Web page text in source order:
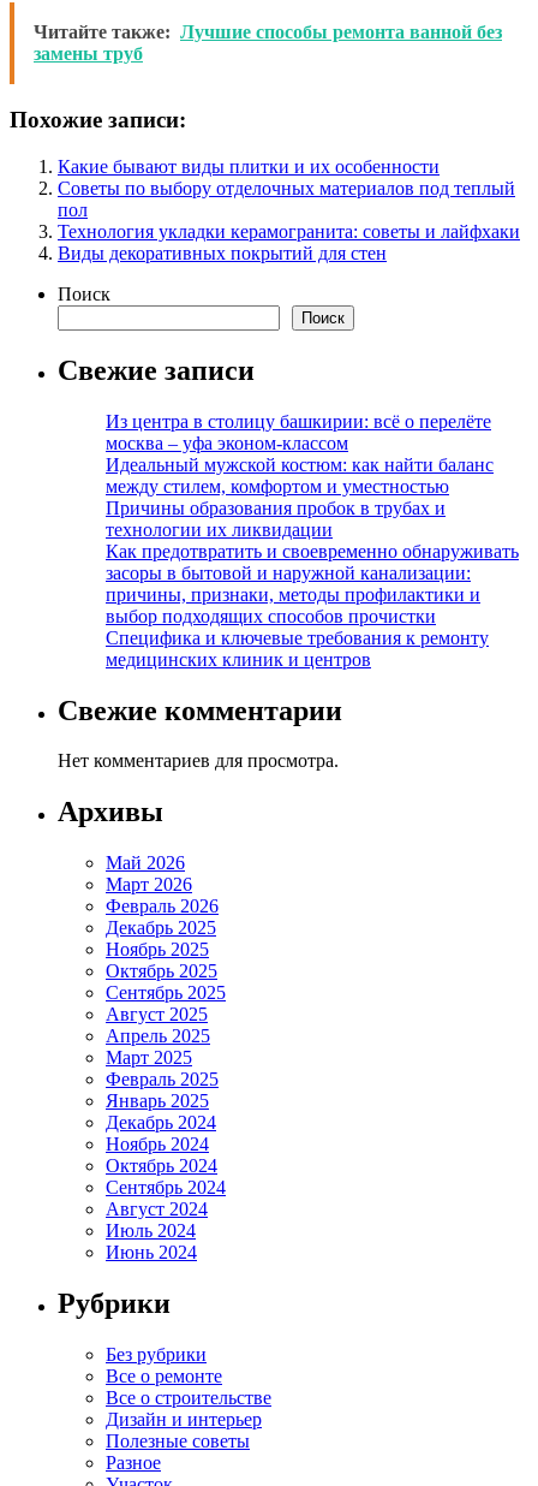
Читайте также: Лучшие способы ремонта ванной без
замены труб
Похожие записи:
Какие бывают виды плитки и их особенности
Советы по выбору отделочных материалов под теплый
пол
Технология укладки керамогранита: советы и лайфхаки
Виды декоративных покрытий для стен
Поиск
Поиск
Свежие записи
Из центра в столицу башкирии: всё о перелёте
москва – уфа эконом-классом
Идеальный мужской костюм: как найти баланс
между стилем, комфортом и уместностью
Причины образования пробок в трубах и
технологии их ликвидации
Как предотвратить и своевременно обнаруживать
засоры в бытовой и наружной канализации:
причины, признаки, методы профилактики и
выбор подходящих способов прочистки
Специфика и ключевые требования к ремонту
медицинских клиник и центров
Свежие комментарии
Нет комментариев для просмотра.
Архивы
Май 2026
Март 2026
Февраль 2026
Декабрь 2025
Ноябрь 2025
Октябрь 2025
Сентябрь 2025
Август 2025
Апрель 2025
Март 2025
Февраль 2025
Январь 2025
Декабрь 2024
Ноябрь 2024
Октябрь 2024
Сентябрь 2024
Август 2024
Июль 2024
Июнь 2024
Рубрики
Без рубрики
Все о ремонте
Все о строительстве
Дизайн и интерьер
Полезные советы
Разное